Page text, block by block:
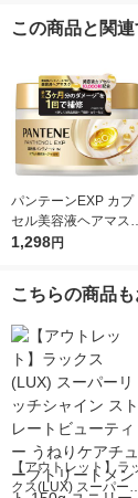
この商品と関
パンテーンEXP カプ
セル美容液ヘアマス
170g P＆G
1,298円
こちらの商品
【アウトレット】ラ
クス(LUX) スーパー